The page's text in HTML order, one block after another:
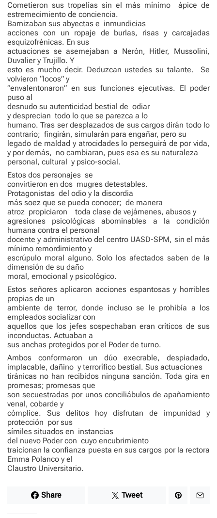
Cometieron sus tropelías sin el más mínimo
ápice de
estremecimiento de conciencia.
Barnizaban sus abyectas e inmundicias
acciones con un ropaje de burlas, risas y carcajadas
esquizofrénicas. En sus
actuaciones se asemejaban a Nerón, Hitler, Mussolini,
Duvalier y Trujillo. Y
esto es mucho decir. Deduzcan ustedes su talante.
Se
volvieron “locos” y
“envalentonaron” en sus funciones ejecutivas. El poder
puso al
desnudo su autenticidad bestial de odiar
y desprecian todo lo que se parezca a lo
humano. Tras ser desplazados de sus cargos dirán todo lo
contrario; fingirán, simularán para engañar, pero su
legado de maldad y atrocidades lo perseguirá de por vida,
y por demás, no cambiaran, pues esa es su naturaleza
personal, cultural y psico-social.
Estos dos personajes se
convirtieron en dos mugres detestables.
Protagonistas del odio y la discordia
más soez que se pueda conocer; de manera
atroz propiciaron
toda clase de vejámenes, abusos y
agresiones psicológicas abominables a la condición
humana contra el personal
docente y administrativo del centro UASD-SPM, sin el más
mínimo remordimiento y
escrúpulo moral alguno. Solo los afectados saben de la
dimensión de su daño
moral, emocional y psicológico.
Estos señores aplicaron acciones espantosas y horribles
propias de un
ambiente de terror, donde incluso se le prohibía a los
empleados socializar con
aquellos que los jefes sospechaban eran críticos de sus
inconductas. Actuaban a
sus anchas protegidos por el Poder de turno.
Ambos conformaron un dúo execrable, despiadado,
implacable, dañino y terrorífico bestial. Sus actuaciones
tiránicas no han recibidos ninguna sanción. Toda gira en
promesas; promesas que
son secuestradas por unos conciliábulos de apañamiento
venal, cobarde y
cómplice. Sus delitos hoy disfrutan de impunidad y
protección por sus
símiles situados en instancias
del nuevo Poder con cuyo encubrimiento
traicionan la confianza puesta en sus cargos por la rectora
Emma Polanco y el
Claustro Universitario.
Share Tweet